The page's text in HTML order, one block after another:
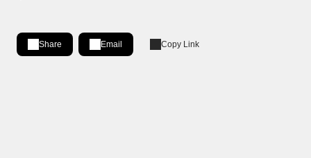
Share
Share on LinkedIn
[Open in new window]
Email Copy Link